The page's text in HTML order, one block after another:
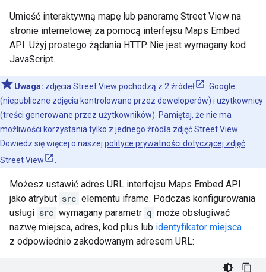
Umieść interaktywną mapę lub panoramę Street View na
stronie internetowej za pomocą interfejsu Maps Embed
API. Użyj prostego żądania HTTP. Nie jest wymagany kod
JavaScript.
Uwaga: zdjęcia Street View pochodzą z 2 źródeł
: Google
(niepubliczne zdjęcia kontrolowane przez deweloperów) i użytkownicy
(treści generowane przez użytkowników). Pamiętaj, że nie ma
możliwości korzystania tylko z jednego źródła zdjęć Street View.
Dowiedz się więcej o naszej polityce prywatności dotyczącej zdjęć
Street View
Możesz ustawić adres URL interfejsu Maps Embed API
jako atrybut src elementu iframe. Podczas konfigurowania
usługi src wymagany parametr q może obsługiwać
nazwę miejsca, adres, kod plus lub identyfikator miejsca
z odpowiednio zakodowanym adresem URL: